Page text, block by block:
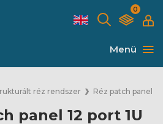
0
Menü
réz rendszer Réz patch panel
panel 12 port 1U